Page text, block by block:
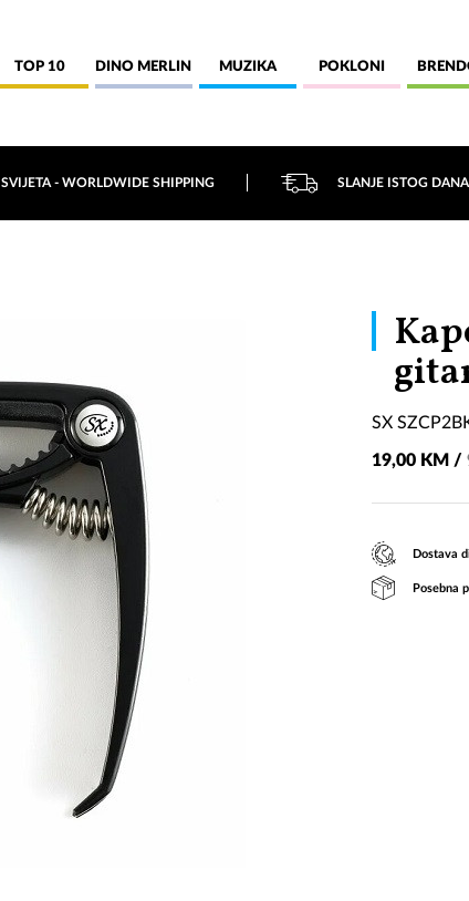
TOP 10 DINO MERLIN MUZIKA POKLONI
- WORLDWIDE SHIPPING SLANJE ISTOG
SX
19,00 KM /
Dostava
Posebna